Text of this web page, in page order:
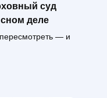
суд
деле
— и